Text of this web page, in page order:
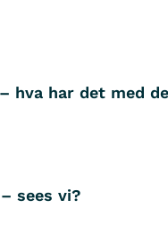
hva har det med
sees vi?